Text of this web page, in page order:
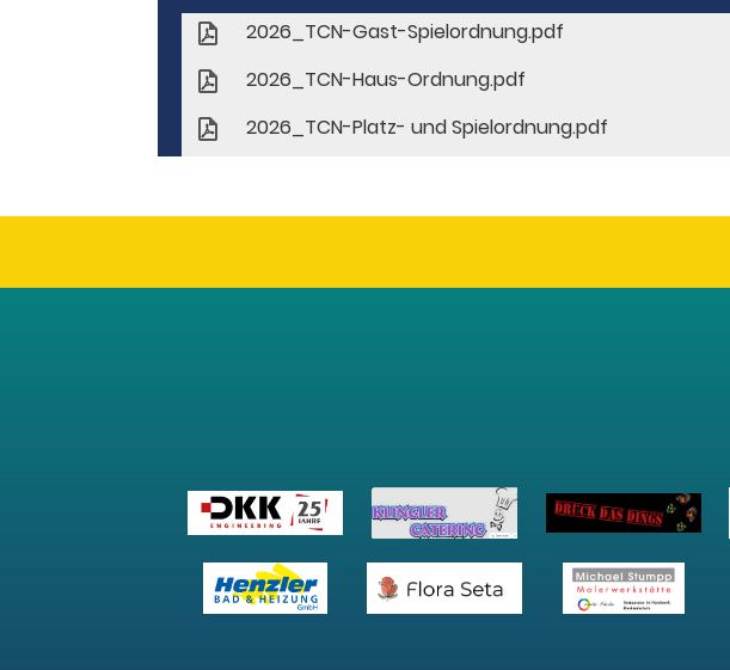
2026_TCN-Gast-Spielordnung.pdf
2026_TCN-Haus-Ordnung.pdf
2026_TCN-Platz- und Spielordnung.pdf